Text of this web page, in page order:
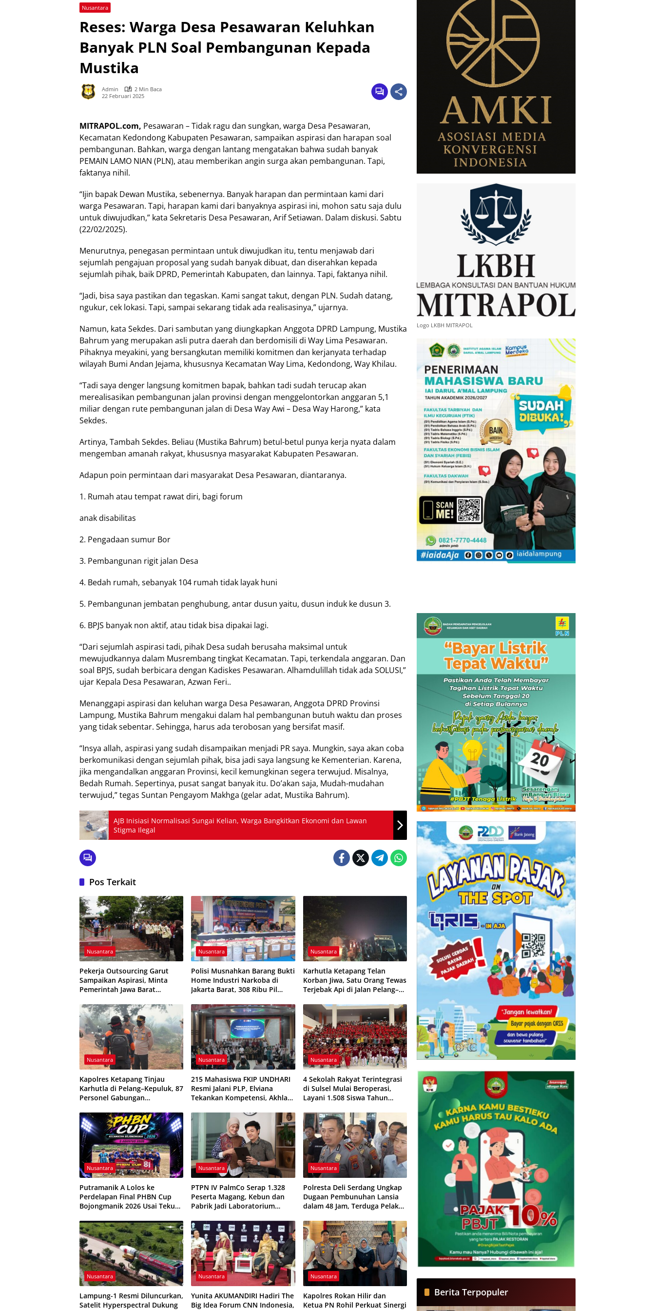
Nusantara
Reses: Warga Desa Pesawaran Keluhkan
Banyak PLN Soal Pembangunan Kepada
Mustika
Admin
2 Min Baca
22 Februari 2025
MITRAPOL.com, Pesawaran – Tidak ragu dan sungkan, warga Desa Pesawaran,
Kecamatan Kedondong Kabupaten Pesawaran, sampaikan aspirasi dan harapan soal
pembangunan. Bahkan, warga dengan lantang mengatakan bahwa sudah banyak
PEMAIN LAMO NIAN (PLN), atau memberikan angin surga akan pembangunan. Tapi,
faktanya nihil.
“Ijin bapak Dewan Mustika, sebenernya. Banyak harapan dan permintaan kami dari
warga Pesawaran. Tapi, harapan kami dari banyaknya aspirasi ini, mohon satu saja dulu
untuk diwujudkan,” kata Sekretaris Desa Pesawaran, Arif Setiawan. Dalam diskusi. Sabtu
(22/02/2025).
Menurutnya, penegasan permintaan untuk diwujudkan itu, tentu menjawab dari
sejumlah pengajuan proposal yang sudah banyak dibuat, dan diserahkan kepada
sejumlah pihak, baik DPRD, Pemerintah Kabupaten, dan lainnya. Tapi, faktanya nihil.
“Jadi, bisa saya pastikan dan tegaskan. Kami sangat takut, dengan PLN. Sudah datang,
ngukur, cek lokasi. Tapi, sampai sekarang tidak ada realisasinya,” ujarnya.
Namun, kata Sekdes. Dari sambutan yang diungkapkan Anggota DPRD Lampung, Mustika
Bahrum yang merupakan asli putra daerah dan berdomisili di Way Lima Pesawaran.
Pihaknya meyakini, yang bersangkutan memiliki komitmen dan kerjanyata terhadap
wilayah Bumi Andan Jejama, khususnya Kecamatan Way Lima, Kedondong, Way Khilau.
“Tadi saya denger langsung komitmen bapak, bahkan tadi sudah terucap akan
merealisasikan pembangunan jalan provinsi dengan menggelontorkan anggaran 5,1
miliar dengan rute pembangunan jalan di Desa Way Awi – Desa Way Harong,” kata
Sekdes.
Artinya, Tambah Sekdes. Beliau (Mustika Bahrum) betul-betul punya kerja nyata dalam
mengemban amanah rakyat, khususnya masyarakat Kabupaten Pesawaran.
Adapun poin permintaan dari masyarakat Desa Pesawaran, diantaranya.
1. Rumah atau tempat rawat diri, bagi forum
anak disabilitas
2. Pengadaan sumur Bor
3. Pembangunan rigit jalan Desa
4. Bedah rumah, sebanyak 104 rumah tidak layak huni
5. Pembangunan jembatan penghubung, antar dusun yaitu, dusun induk ke dusun 3.
6. BPJS banyak non aktif, atau tidak bisa dipakai lagi.
“Dari sejumlah aspirasi tadi, pihak Desa sudah berusaha maksimal untuk
mewujudkannya dalam Musrembang tingkat Kecamatan. Tapi, terkendala anggaran. Dan
soal BPJS, sudah berbicara dengan Kadiskes Pesawaran. Alhamdulillah tidak ada SOLUSI,”
ujar Kepala Desa Pesawaran, Azwan Feri..
Menanggapi aspirasi dan keluhan warga Desa Pesawaran, Anggota DPRD Provinsi
Lampung, Mustika Bahrum mengakui dalam hal pembangunan butuh waktu dan proses
yang tidak sebentar. Sehingga, harus ada terobosan yang bersifat masif.
“Insya allah, aspirasi yang sudah disampaikan menjadi PR saya. Mungkin, saya akan coba
berkomunikasi dengan sejumlah pihak, bisa jadi saya langsung ke Kementerian. Karena,
jika mengandalkan anggaran Provinsi, kecil kemungkinan segera terwujud. Misalnya,
Bedah Rumah. Sepertinya, pusat sangat banyak itu. Do’akan saja, Mudah-mudahan
terwujud,” tegas Suntan Pengayom Makhga (gelar adat, Mustika Bahrum).
AJB Inisiasi Normalisasi Sungai Kelian, Warga Bangkitkan Ekonomi dan Lawan
Stigma Ilegal
Pos Terkait
Nusantara
Pekerja Outsourcing Garut
Sampaikan Aspirasi, Minta
Pemerintah Jawa Barat
Nusantara
Polisi Musnahkan Barang Bukti
Home Industri Narkoba di
Jakarta Barat, 308 Ribu Pil
Nusantara
Karhutla Ketapang Telan
Korban Jiwa, Satu Orang Tewas
Terjebak Api di Jalan Pelang–
Nusantara
Kapolres Ketapang Tinjau
Karhutla di Pelang–Kepuluk, 87
Personel Gabungan
Nusantara
215 Mahasiswa FKIP UNDHARI
Resmi Jalani PLP, Elviana
Tekankan Kompetensi, Akhlak
Calon Guru
Nusantara
4 Sekolah Rakyat Terintegrasi
di Sulsel Mulai Beroperasi,
Layani 1.508 Siswa Tahun
Nusantara
Putramanik A Lolos ke
Perdelapan Final PHBN Cup
Bojongmanik 2026 Usai Tekuk
Nusantara
PTPN IV PalmCo Serap 1.328
Peserta Magang, Kebun dan
Pabrik Jadi Laboratorium
Nusantara
Polresta Deli Serdang Ungkap
Dugaan Pembunuhan Lansia
dalam 48 Jam, Terduga Pelaku
Nusantara
Lampung-1 Resmi Diluncurkan,
Satelit Hyperspectral Dukung
Nusantara
Yunita AKUMANDIRI Hadiri The
Big Idea Forum CNN Indonesia,
Nusantara
Kapolres Rokan Hilir dan
Ketua PN Rohil Perkuat Sinergi
Logo LKBH MITRAPOL
Berita Terpopuler